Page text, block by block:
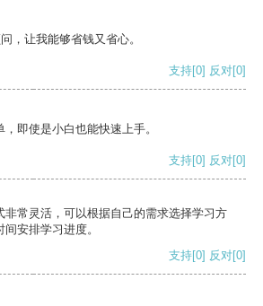
，让我能够省钱又省心。
支持[0] 反对[0]
即使是小白也能快速上手。
支持[0] 反对[0]
非常灵活，可以根据自己的需求选择学习方
安排学习进度。
支持[0] 反对[0]